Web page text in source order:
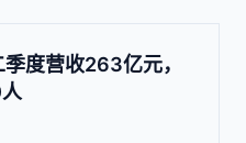
季度营收263亿元，